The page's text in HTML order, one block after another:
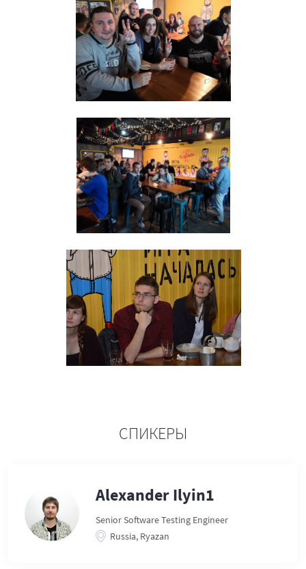
СПИКЕРЫ
Alexander Ilyin1
Senior Software Testing Engineer
Russia, Ryazan